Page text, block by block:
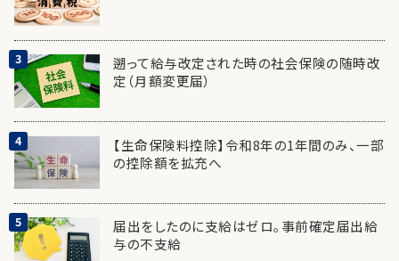
遡って給与改定された時の社会保険の随時改
定（月額変更届）
【生命保険料控除】令和8年の1年間のみ、一部
の控除額を拡充へ
届出をしたのに支給はゼロ。事前確定届出給
与の不支給